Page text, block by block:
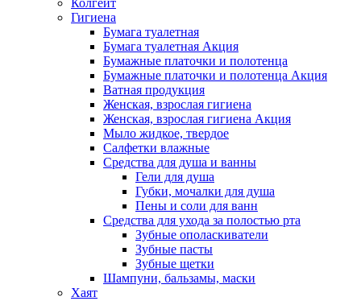
Колгейт
Гигиена
Бумага туалетная
Бумага туалетная Акция
Бумажные платочки и полотенца
Бумажные платочки и полотенца Акция
Ватная продукция
Женская, взрослая гигиена
Женская, взрослая гигиена Акция
Мыло жидкое, твердое
Салфетки влажные
Средства для душа и ванны
Гели для душа
Губки, мочалки для душа
Пены и соли для ванн
Средства для ухода за полостью рта
Зубные ополаскиватели
Зубные пасты
Зубные щетки
Шампуни, бальзамы, маски
Хаят